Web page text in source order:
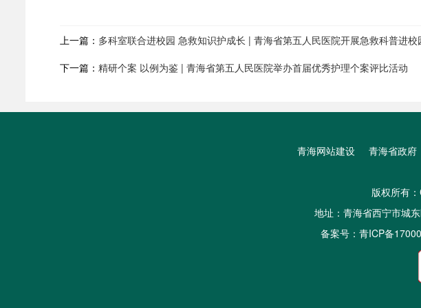
上一篇： 多科室联合进校园 急救知识护成长 | 青海省第五人民医院开展急救科普进校
下一篇： 精研个案 以例为鉴 | 青海省第五人民医院举办首届优秀护理个案评比活动
青海网站建设 青海省政府
版权所有
地址：青海省西宁市城
备案号： 青ICP备